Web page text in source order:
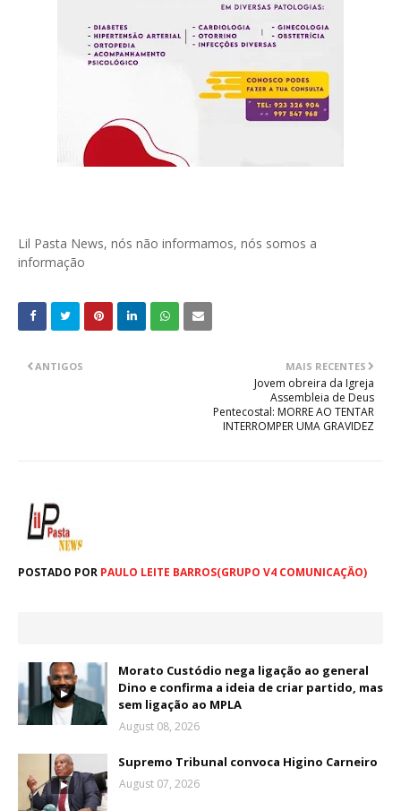
Lil Pasta News, nós não informamos, nós somos a
informação
MAIS RECENTES
Jovem obreira da Igreja
Assembleia de Deus
Pentecostal: MORRE AO TENTAR
INTERROMPER UMA GRAVIDEZ
ANTIGOS
POSTADO POR PAULO LEITE BARROS(GRUPO V4 COMUNICAÇÃO)
Morato Custódio nega ligação ao general
Dino e confirma a ideia de criar partido, mas
sem ligação ao MPLA
August 08, 2026
Supremo Tribunal convoca Higino Carneiro
August 07, 2026